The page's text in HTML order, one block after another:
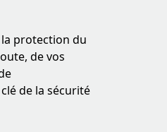
protection du
de vos
de la sécurité